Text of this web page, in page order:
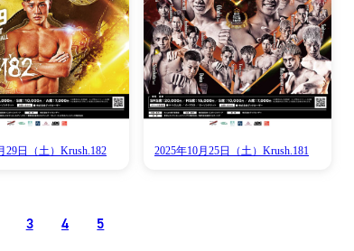
程
ト
29日（土）Krush.182 2025年10月25日（土）Krush.181
3 4 5